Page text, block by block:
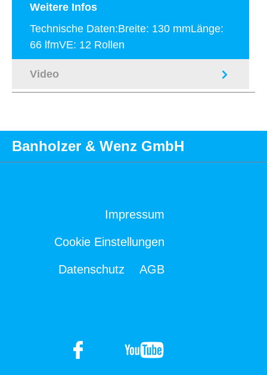
Weitere Infos
Technische Daten:Breite: 130 mmLänge:
66 lfmVE: 12 Rollen
Video
Banholzer & Wenz GmbH
Impressum
Cookie Einstellungen
Datenschutz AGB